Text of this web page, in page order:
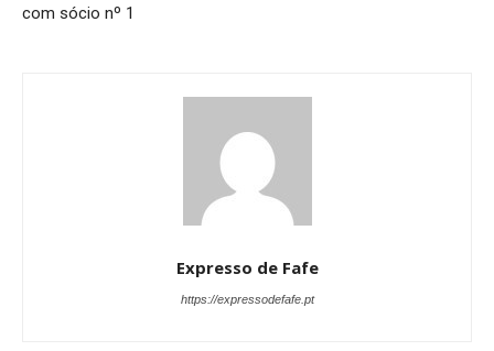
com sócio nº 1
Expresso de Fafe
https://expressodefafe.pt